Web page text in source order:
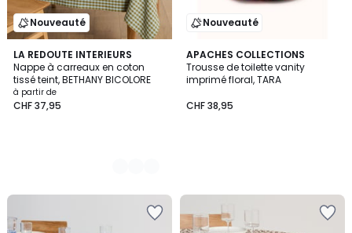
Nouveauté
LA REDOUTE INTERIEURS
Nappe à carreaux en coton
tissé teint, BETHANY BICOLORE
à partir de
CHF 37,95
2
Couleurs
Nouveauté
APACHES COLLECTIONS
Trousse de toilette vanity
imprimé floral, TARA
CHF 38,95